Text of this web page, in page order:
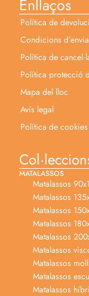
Enllaços
Política de
Condicions
Política de
Política protecció
Mapa del lloc
Avís legal
Política de cookies
MATALASSOS
Matalassos
Matalassos
Matalassos
Matalassos
Matalassos
Matalassos
Matalassos
Matalassos
Matalassos